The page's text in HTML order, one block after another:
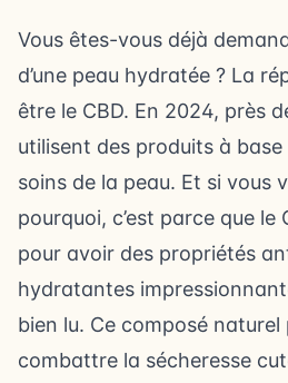
Vous êtes-vous déjà
d’une peau hydratée ? La
être le CBD. En 2024, près
utilisent des produits à base
soins de la peau. Et si vous
pourquoi, c’est parce que
pour avoir des propriétés
hydratantes
bien lu. Ce composé naturel
combattre la sécheresse